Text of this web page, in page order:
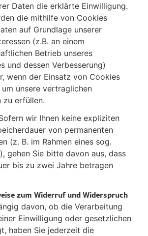
Daten die erklärte Einwilligung.
die mithilfe von Cookies
auf Grundlage unserer
(z.B. an einem
Betrieb unseres
und dessen Verbesserung)
wenn der Einsatz von Cookies
unsere vertraglichen
zu erfüllen.
wir Ihnen keine expliziten
von permanenten
(z. B. im Rahmen eines sog.
gehen Sie bitte davon aus, dass
bis zu zwei Jahre betragen
zum Widerruf und Widerspruch
davon, ob die Verarbeitung
Einwilligung oder gesetzlichen
haben Sie jederzeit die